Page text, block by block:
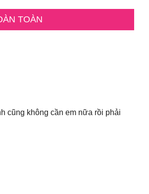
TOÀN
cũng không cần em nữa rồi phải